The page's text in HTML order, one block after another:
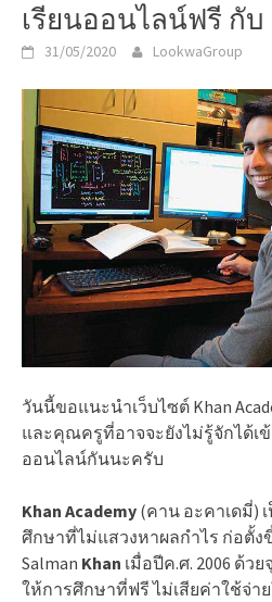
เรียนออนไลน์ฟรี กับ
31/05/2020 LookwaGroup
วันนี้ขอแนะนำเว็บไซต์ Khan
และคุณครูที่อาจจะยังไม่รู้จักได้เ
ออนไลน์กันนะครับ
Khan Academy (คาน อะคาเดมี่)
ศึกษาที่ไม่แสวงหาผลกำไร ก่อตั้ง
Salman Khan เมื่อปีค.ศ. 2006 ด้ว
ให้การศึกษาที่ฟรี ไม่เสียค่าใช้จ่า